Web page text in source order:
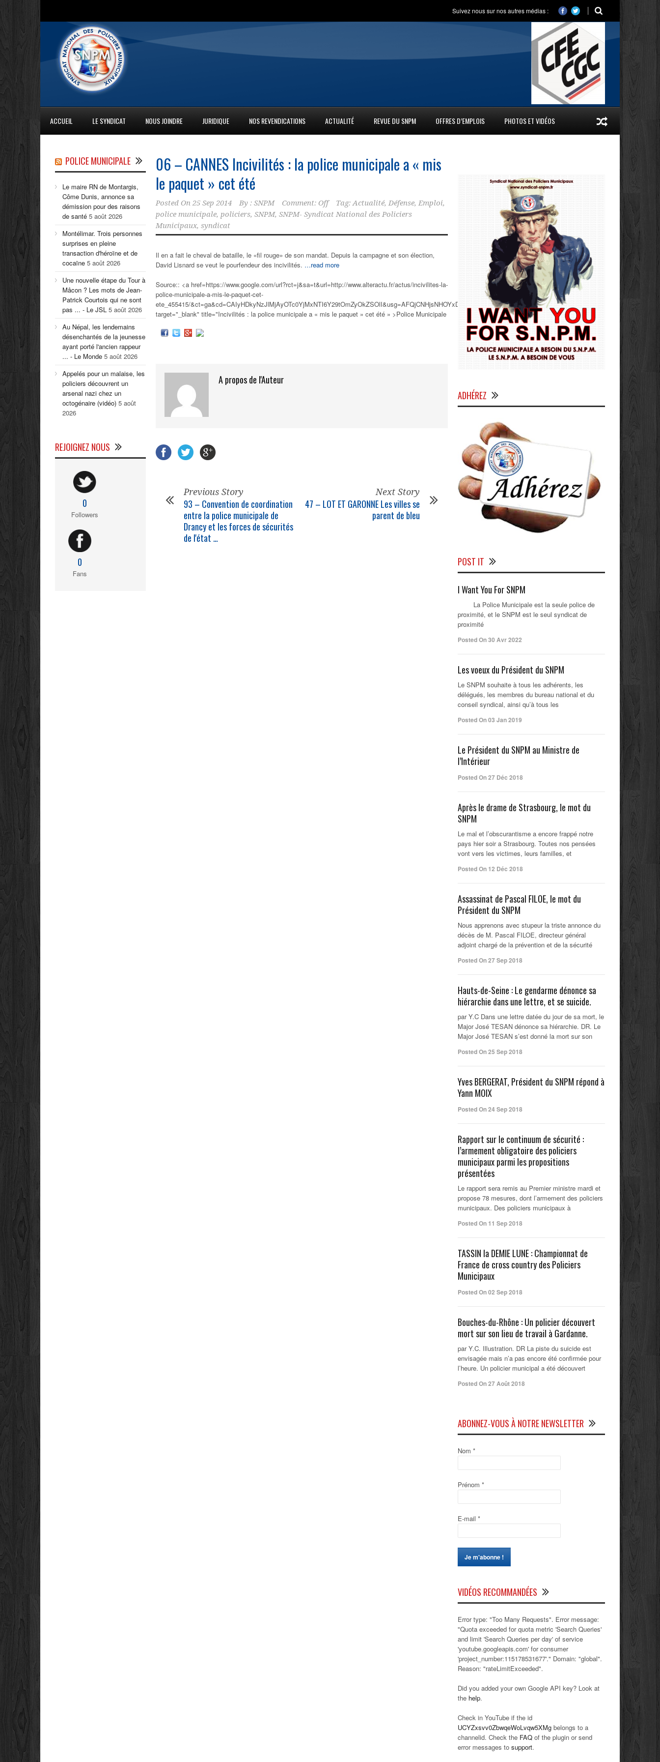
Suivez nous sur nos autres médias :
ACCUEIL LE SYNDICAT NOUS JOINDRE JURIDIQUE NOS REVENDICATIONS ACTUALITÉ REVUE DU SNPM OFFRES D’EMPLOIS PHOTOS ET VIDÉOS
06 – CANNES Incivilités : la police municipale a « mis
le paquet » cet été
Posted On 25 Sep 2014 By : SNPM Comment: Off Tag: Actualité, Défense, Emploi,
police municipale, policiers, SNPM, SNPM- Syndicat National des Policiers
Municipaux, syndicat
Il en a fait le cheval de bataille, le «fil rouge» de son mandat. Depuis la campagne et son élection,
David Lisnard se veut le pourfendeur des incivilités. …read more
Source:: <a href=https://www.google.com/url?rct=j&sa=t&url=http://www.alteractu.fr/actus/incivilites-la-
police-municipale-a-mis-le-paquet-cet-
ete_455415/&ct=ga&cd=CAIyHDkyNzJlMjAyOTc0YjMxNTI6Y29tOmZyOkZSOlI&usg=AFQjCNHjsNHOYxDLG2EH_L0t7EspLRbYlQ
target="_blank" title="Incivilités : la police municipale a « mis le paquet » cet été » >Police Municipale
A propos de l'Auteur
Previous Story
93 – Convention de coordination
entre la police municipale de
Drancy et les forces de sécurités
de l'état …
Next Story
47 – LOT ET GARONNE Les villes se
parent de bleu
POLICE MUNICIPALE
Le maire RN de Montargis,
Côme Dunis, annonce sa
démission pour des raisons
de santé 5 août 2026
Montélimar. Trois personnes
surprises en pleine
transaction d'héroïne et de
cocaïne 5 août 2026
Une nouvelle étape du Tour à
Mâcon ? Les mots de Jean-
Patrick Courtois qui ne sont
pas ... - Le JSL 5 août 2026
Au Népal, les lendemains
désenchantés de la jeunesse
ayant porté l'ancien rappeur
... - Le Monde 5 août 2026
Appelés pour un malaise, les
policiers découvrent un
arsenal nazi chez un
octogénaire (vidéo) 5 août
2026
REJOIGNEZ NOUS
0
Followers
0
Fans
ADHÉREZ
POST IT
I Want You For SNPM
La Police Municipale est la seule police de
proximité, et le SNPM est le seul syndicat de
proximité
Posted On 30 Avr 2022
Les voeux du Président du SNPM
Le SNPM souhaite à tous les adhérents, les
délégués, les membres du bureau national et du
conseil syndical, ainsi qu’à tous les
Posted On 03 Jan 2019
Le Président du SNPM au Ministre de
l’Intérieur
Posted On 27 Déc 2018
Après le drame de Strasbourg, le mot du
SNPM
Le mal et l’obscurantisme a encore frappé notre
pays hier soir a Strasbourg. Toutes nos pensées
vont vers les victimes, leurs familles, et
Posted On 12 Déc 2018
Assassinat de Pascal FILOE, le mot du
Président du SNPM
Nous apprenons avec stupeur la triste annonce du
décès de M. Pascal FILOE, directeur général
adjoint chargé de la prévention et de la sécurité
Posted On 27 Sep 2018
Hauts-de-Seine : Le gendarme dénonce sa
hiérarchie dans une lettre, et se suicide.
par Y.C Dans une lettre datée du jour de sa mort, le
Major José TESAN dénonce sa hiérarchie. DR. Le
Major José TESAN s’est donné la mort sur son
Posted On 25 Sep 2018
Yves BERGERAT, Président du SNPM répond à
Yann MOIX
Posted On 24 Sep 2018
Rapport sur le continuum de sécurité :
l’armement obligatoire des policiers
municipaux parmi les propositions
présentées
Le rapport sera remis au Premier ministre mardi et
propose 78 mesures, dont l’armement des policiers
municipaux. Des policiers municipaux à
Posted On 11 Sep 2018
TASSIN la DEMIE LUNE : Championnat de
France de cross country des Policiers
Municipaux
Posted On 02 Sep 2018
Bouches-du-Rhône : Un policier découvert
mort sur son lieu de travail à Gardanne.
par Y.C. Illustration. DR La piste du suicide est
envisagée mais n’a pas encore été confirmée pour
l’heure. Un policier municipal a été découvert
Posted On 27 Août 2018
ABONNEZ-VOUS À NOTRE NEWSLETTER
Nom *
Prénom *
E-mail *
VIDÉOS RECOMMANDÉES
Error type: "Too Many Requests". Error message:
"Quota exceeded for quota metric 'Search Queries'
and limit 'Search Queries per day' of service
'youtube.googleapis.com' for consumer
'project_number:115178531677'." Domain: "global".
Reason: "rateLimitExceeded".
Did you added your own Google API key? Look at
the help.
Check in YouTube if the id
UCYZxsvv0ZbwqeWoLvqw5XMg belongs to a
channelid. Check the FAQ of the plugin or send
error messages to support.